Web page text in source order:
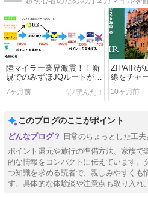
陸マイラー業界激震！！新
規でのみずほJQルートが閉
7ヶ月前
ZIPAIRが
線をチャ
定！
10ヶ月前
このブログのここがポイント
日常のちょっとした工
ポイント還元や旅行の準備方法、家族で
的な情報をコンパクトに伝えています。
つ知識を求める読者で、親しみやすくも
す。具体的な体験談や注意点も取り入れ